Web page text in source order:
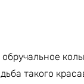
такого